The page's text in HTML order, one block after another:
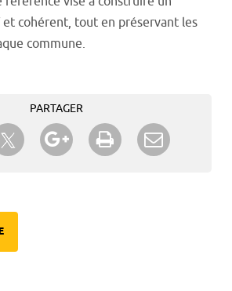
cohérent, tout en préservant les
commune.
PARTAGER
sur Facebook
Partager sur TwitterPartager sur Google+
Imprimer